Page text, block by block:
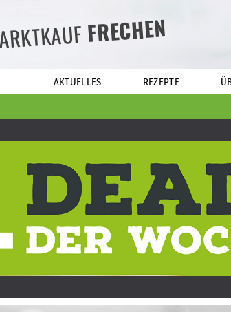
FRECHEN
AKTUELLES REZEPTE